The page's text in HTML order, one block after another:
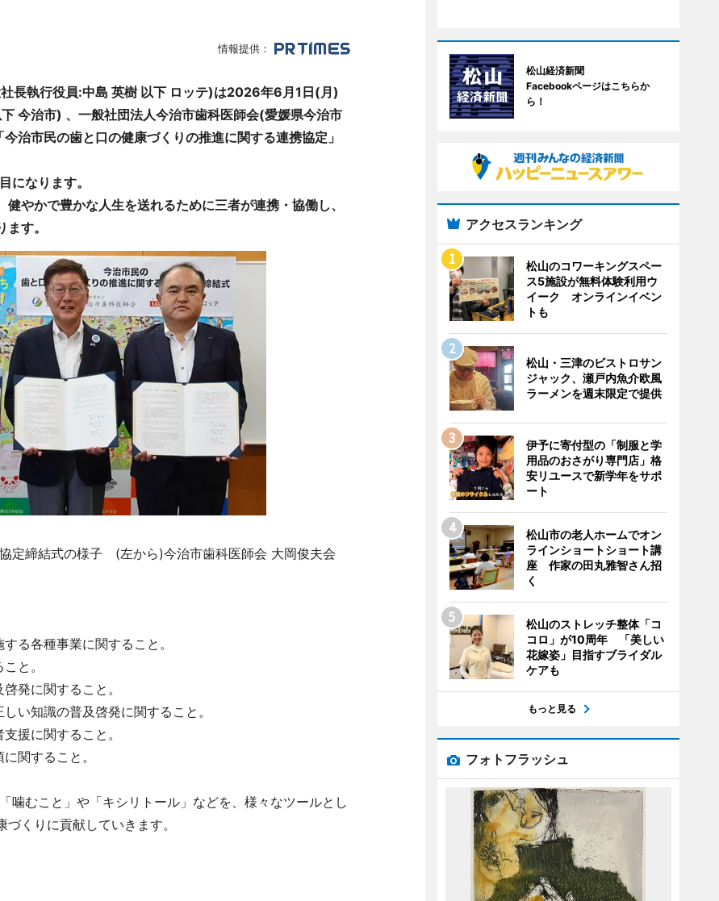
情報提供：
長執行役員:中島 英樹 以下 ロッテ)は2026年6月1日(月)
今治市) 、一般社団法人今治市歯科医師会(愛媛県今治市
治市民の歯と口の健康づくりの推進に関する連携協定」
になります。
やかで豊かな人生を送れるために三者が連携・協働し、
す。
定締結式の様子 (左から)今治市歯科医師会 大岡俊夫会
る各種事業に関すること。
と。
発に関すること。
い知識の普及啓発に関すること。
援に関すること。
関すること。
噛むこと」や「キシリトール」などを、様々なツールとし
くりに貢献していきます。
松山経済新聞
Facebookページはこちらか
ら！
アクセスランキング
松山のコワーキングスペー
ス5施設が無料体験利用ウ
イーク オンラインイベン
トも
松山・三津のビストロサン
ジャック、瀬戸内魚介欧風
ラーメンを週末限定で提供
伊予に寄付型の「制服と学
用品のおさがり専門店」格
安リユースで新学年をサポ
ート
松山市の老人ホームでオン
ラインショートショート講
座 作家の田丸雅智さん招
く
松山のストレッチ整体「コ
コロ」が10周年 「美しい
花嫁姿」目指すブライダル
ケアも
もっと見る
フォトフラッシュ